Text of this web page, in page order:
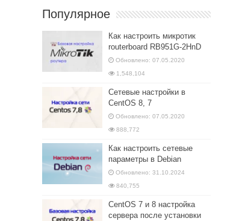
Популярное
Как настроить микротик
routerboard RB951G-2HnD
Обновлено: 07.05.2020
1,548,104
Сетевые настройки в
CentOS 8, 7
Обновлено: 07.05.2020
888,772
Как настроить сетевые
параметры в Debian
Обновлено: 31.10.2024
840,755
CentOS 7 и 8 настройка
сервера после установки